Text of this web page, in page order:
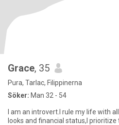
Grace, 35
Pura, Tarlac, Filippinerna
Söker: Man 32 - 54
I am an introvert.I rule my life with
looks and financial status,I